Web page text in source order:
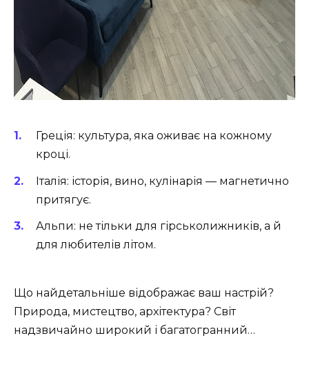
Греція: культура, яка оживає на кожному
кроці.
Італія: історія, вино, кулінарія — магнетично
притягує.
Альпи: не тільки для гірськолижників, а й
для любителів літом.
Що найдетальніше відображає ваш настрій?
Природа, мистецтво, архітектура? Світ
надзвичайно широкий і багатогранний…